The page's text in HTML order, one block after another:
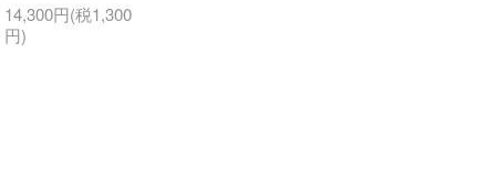
14,300円(税1,300
円)